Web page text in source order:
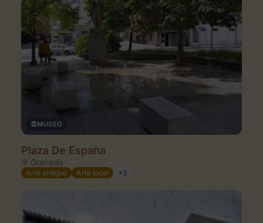
MUSEO
Plaza De España
Granada
Arte antiguo Arte local +3